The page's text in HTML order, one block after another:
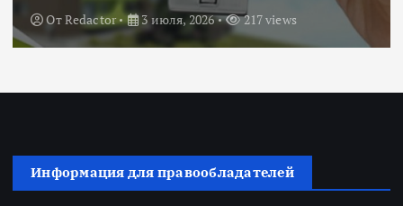
ОтRedactor 3 июля, 2026 217 views
Информация для правообладателей